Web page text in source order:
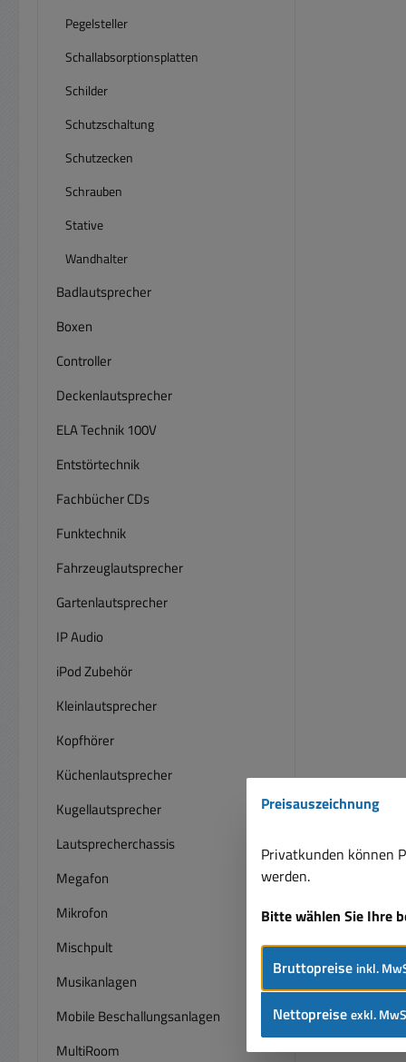
Pegelsteller
Schallabsorptionsplatten
Schilder
Schutzschaltung
Schutzecken
Schrauben
Stative
Wandhalter
Badlautsprecher
Boxen
Controller
Deckenlautsprecher
ELA Technik 100V
Entstörtechnik
Fachbücher CDs
Funktechnik
Fahrzeuglautsprecher
Gartenlautsprecher
IP Audio
iPod Zubehör
Kleinlautsprecher
Kopfhörer
Küchenlautsprecher
Kugellautsprecher
Lautsprecherchassis
Megafon
Mikrofon
Mischpult
Musikanlagen
Mobile Beschallungsanlagen
MultiRoom
Preisauszeichnung
Privatkunden können
werden.
Bitte wählen Sie Ihre
Bruttopreise inkl.
Nettopreiseexkl.